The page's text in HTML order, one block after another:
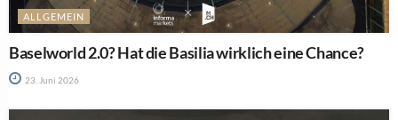
ALLGEMEIN
Baselworld 2.0? Hat die Basilia wirklich eine Chance?
23. Juni 2026